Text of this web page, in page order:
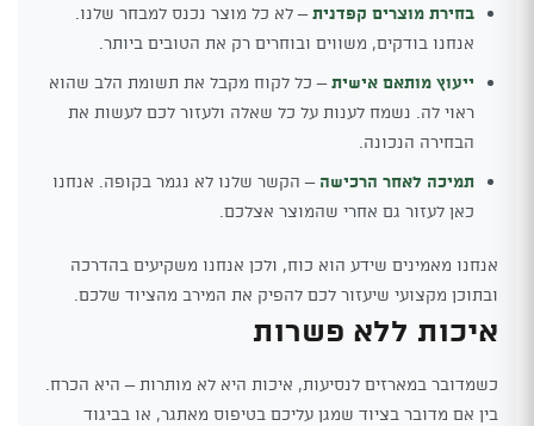
בחירת מוצרים קפדנית– לא כל מוצר נכנס למבחר שלנו.
אנחנו בודקים, משווים ובוחרים רק את הטובים ביותר.
ייעוץ מותאם אישית– כל לקוח מקבל את תשומת הלב שהוא
ראוי לה. נשמח לענות על כל שאלה ולעזור לכם לעשות את
הבחירה הנכונה.
תמיכה לאחר הרכישה – הקשר שלנו לא נגמר בקופה. אנחנו
כאן לעזור גם אחרי שהמוצר אצלכם.
אנחנו מאמינים שידע הוא כוח, ולכן אנחנו משקיעים בהדרכה
ובתוכן מקצועי שיעזור לכם להפיק את המירב מהציוד שלכם.
איכות ללא פשרות
כשמדובר במארזים לנסיעות, איכות היא לא מותרות – היא הכרח.
בין אם מדובר בציוד שמגן עליכם בטיפוס מאתגר, או בביגוד